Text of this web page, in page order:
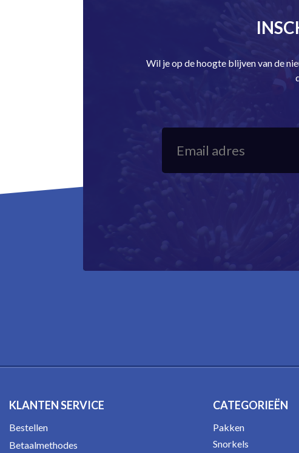
Wil je op de hoogte blijven van de
KLANTEN SERVICE
Bestellen
Betaalmethodes
CATEGORIEËN
Pakken
Snorkels